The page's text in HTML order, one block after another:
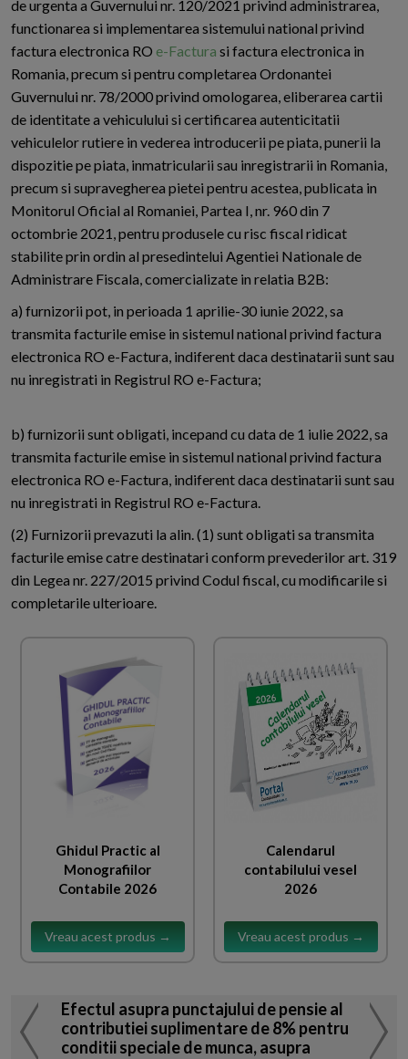
de urgenta a Guvernului nr. 120/2021 privind administrarea,
functionarea si implementarea sistemului national privind
factura electronica RO e-Factura si factura electronica in
Romania, precum si pentru completarea Ordonantei
Guvernului nr. 78/2000 privind omologarea, eliberarea cartii
de identitate a vehiculului si certificarea autenticitatii
vehiculelor rutiere in vederea introducerii pe piata, punerii la
dispozitie pe piata, inmatricularii sau inregistrarii in Romania,
precum si supravegherea pietei pentru acestea, publicata in
Monitorul Oficial al Romaniei, Partea I, nr. 960 din 7
octombrie 2021, pentru produsele cu risc fiscal ridicat
stabilite prin ordin al presedintelui Agentiei Nationale de
Administrare Fiscala, comercializate in relatia B2B:
a) furnizorii pot, in perioada 1 aprilie-30 iunie 2022, sa
transmita facturile emise in sistemul national privind factura
electronica RO e-Factura, indiferent daca destinatarii sunt sau
nu inregistrati in Registrul RO e-Factura;
b) furnizorii sunt obligati, incepand cu data de 1 iulie 2022, sa
transmita facturile emise in sistemul national privind factura
electronica RO e-Factura, indiferent daca destinatarii sunt sau
nu inregistrati in Registrul RO e-Factura.
(2) Furnizorii prevazuti la alin. (1) sunt obligati sa transmita
facturile emise catre destinatari conform prevederilor art. 319
din Legea nr. 227/2015 privind Codul fiscal, cu modificarile si
completarile ulterioare.
Ghidul Practic al
Monografiilor
Contabile 2026
Vreau acest produs →
Calendarul
contabilului vesel
2026
Vreau acest produs →
Efectul asupra punctajului de pensie al
contributiei suplimentare de 8% pentru
conditii speciale de munca, asupra